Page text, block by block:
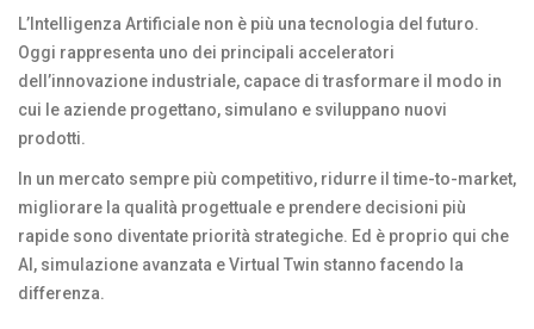
L’Intelligenza Artificiale non è più una tecnologia del futuro.
Oggi rappresenta uno dei principali acceleratori
dell’innovazione industriale, capace di trasformare il modo in
cui le aziende progettano, simulano e sviluppano nuovi
prodotti.
In un mercato sempre più competitivo, ridurre il time-to-market,
migliorare la qualità progettuale e prendere decisioni più
rapide sono diventate priorità strategiche. Ed è proprio qui che
AI, simulazione avanzata e Virtual Twin stanno facendo la
differenza.